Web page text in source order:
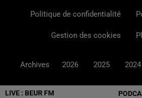
LIVE : BEUR FM
Politique de confidentialité
Gestion des cookies
Archives 2026 2025 2024